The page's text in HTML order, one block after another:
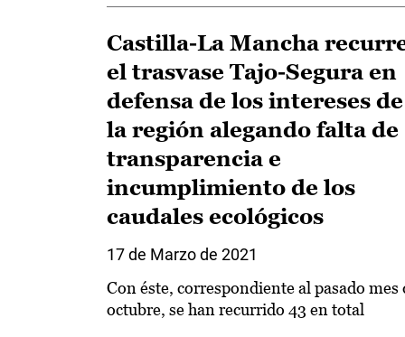
Castilla-La Mancha
el trasvase Tajo-Segura en
defensa de los intereses de
la región alegando falta de
transparencia e
incumplimiento de los
caudales ecológicos
17 de Marzo de 2021
Con éste, correspondiente al pasado mes
octubre, se han recurrido 43 en total